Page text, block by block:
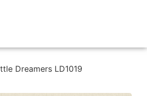
Dreamers LD1019